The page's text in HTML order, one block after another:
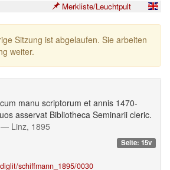
Merkliste/Leuchtpult
Sitzung ist abgelaufen. Sie arbeiten
weiter.
manu scriptorum et annis 1470-
asservat Bibliotheca Seminarii cleric.
— Linz, 1895
Seite: 15v
schiffmann_1895/0030